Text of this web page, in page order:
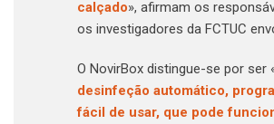
calçado», afirmam os
os investigadores da FCTUC
O NovirBox distingue-se por ser
desinfeção automático,
fácil de usar, que pode